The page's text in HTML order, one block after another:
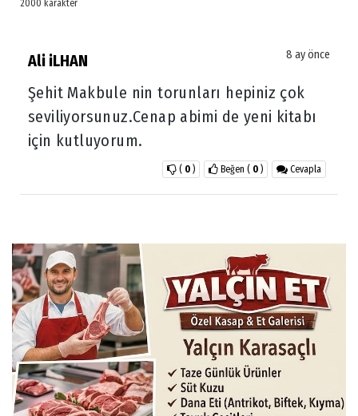
Ali iLHAN 8 ay önce
Şehit Makbule nin torunları hepiniz çok
seviliyorsunuz.Cenap abimi de yeni kitabı
için kutluyorum.
Cevapla
Beğen ( 0 )
( 0 )